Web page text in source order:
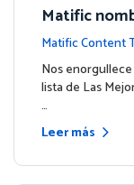
Matific
presas
Matific Content
ventos
Nos
lista de Las
…
Leer más